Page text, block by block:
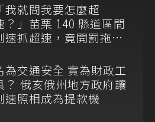
「我就問我要怎麼超
？」苗栗 140 縣道區間
速抓超速，竟開罰拖吊
為交通安全 實為財政工
？ 俄亥俄州地方政府讓
速照相成為提款機